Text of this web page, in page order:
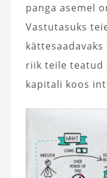
panga asemel
Vastutasuks
riik teile teatud
kapitali koos